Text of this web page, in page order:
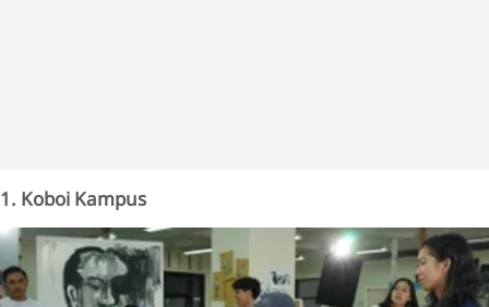
1. Koboi Kampus